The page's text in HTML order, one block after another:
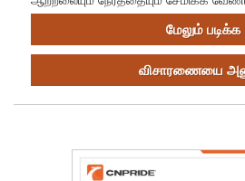
மேலும் படிக்க
விசாரணையை